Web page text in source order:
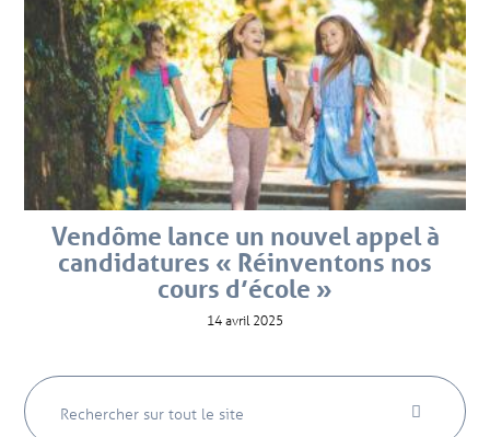
Vendôme lance un nouvel appel à
candidatures « Réinventons nos
cours d’école »
14 avril 2025